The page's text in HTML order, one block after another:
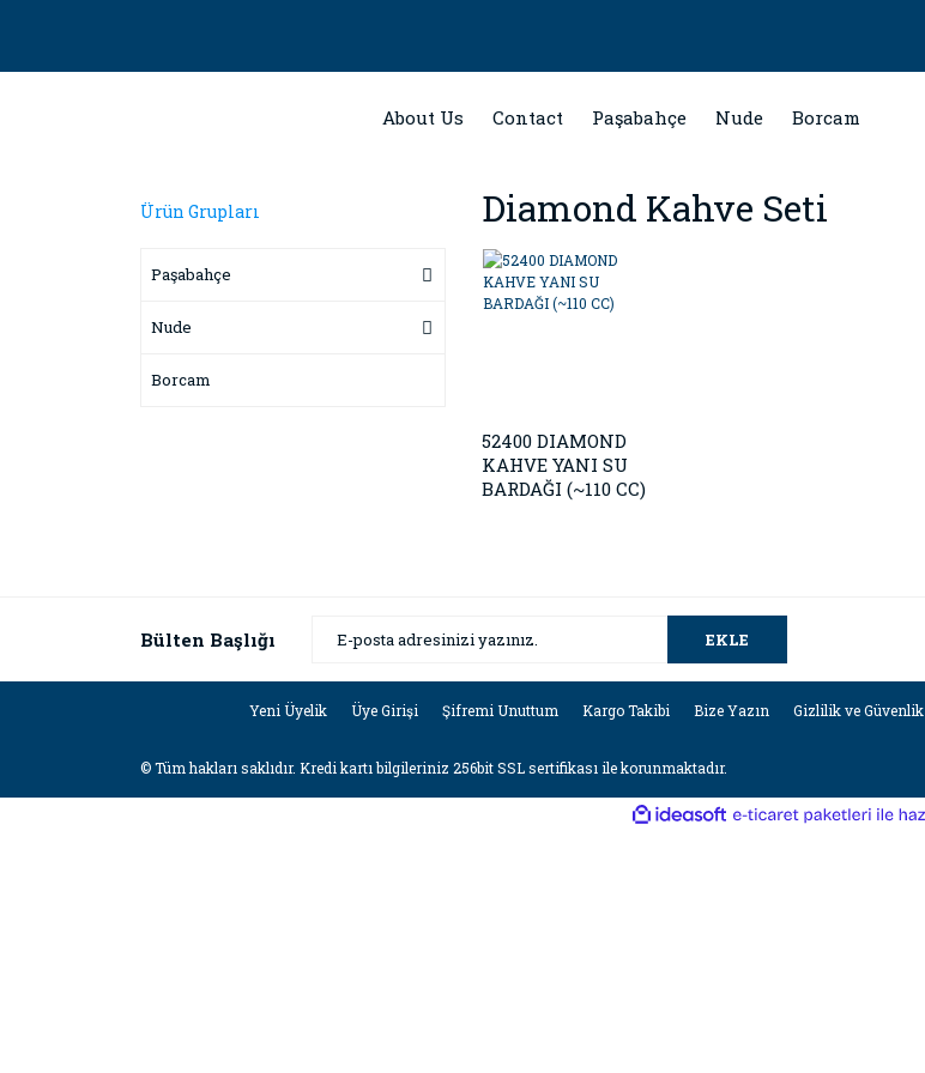
About Us Contact Paşabahçe Nude Borcam
Ürün Grupları
Paşabahçe
Nude
Borcam
Diamond Kahve Seti
52400 DIAMOND
KAHVE YANI SU
BARDAĞI (~110 CC)
Bülten Başlığı EKLE
Yeni Üyelik Üye Girişi Şifremi Unuttum Kargo Takibi Bize Yazın Gizlilik ve Güvenlik
© Tüm hakları saklıdır. Kredi kartı bilgileriniz 256bit SSL sertifikası ile korunmaktadır.
ideasoft
e-